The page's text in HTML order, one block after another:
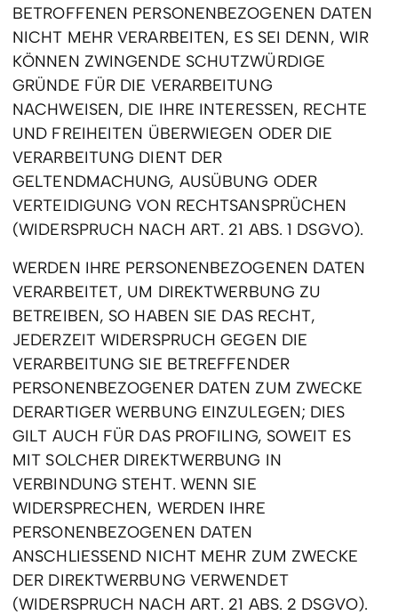
BETROFFENEN PERSONENBEZOGENEN DATEN
NICHT MEHR VERARBEITEN, ES SEI DENN, WIR
KÖNNEN ZWINGENDE SCHUTZWÜRDIGE
GRÜNDE FÜR DIE VERARBEITUNG
NACHWEISEN, DIE IHRE INTERESSEN, RECHTE
UND FREIHEITEN ÜBERWIEGEN ODER DIE
VERARBEITUNG DIENT DER
GELTENDMACHUNG, AUSÜBUNG ODER
VERTEIDIGUNG VON RECHTSANSPRÜCHEN
(WIDERSPRUCH NACH ART. 21 ABS. 1 DSGVO).
WERDEN IHRE PERSONENBEZOGENEN DATEN
VERARBEITET, UM DIREKTWERBUNG ZU
BETREIBEN, SO HABEN SIE DAS RECHT,
JEDERZEIT WIDERSPRUCH GEGEN DIE
VERARBEITUNG SIE BETREFFENDER
PERSONENBEZOGENER DATEN ZUM ZWECKE
DERARTIGER WERBUNG EINZULEGEN; DIES
GILT AUCH FÜR DAS PROFILING, SOWEIT ES
MIT SOLCHER DIREKTWERBUNG IN
VERBINDUNG STEHT. WENN SIE
WIDERSPRECHEN, WERDEN IHRE
PERSONENBEZOGENEN DATEN
ANSCHLIESSEND NICHT MEHR ZUM ZWECKE
DER DIREKTWERBUNG VERWENDET
(WIDERSPRUCH NACH ART. 21 ABS. 2 DSGVO).